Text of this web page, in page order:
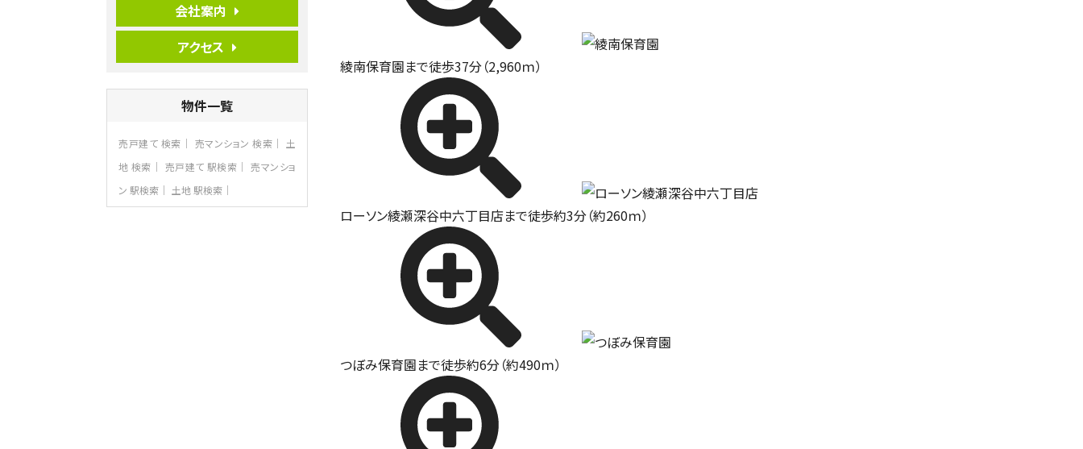
第7位
3,680万円
4ＳＬＤＫ
バ15分・歩1分
リビングダイニング部分の床暖房完備 車
第8位
3,990万円
古淵駅
バ12分・歩4分
会社案内
アクセス
物件一覧
売戸建て 検索 売マンション 検索
土
地 検索
売戸建て 駅検索
売マンショ
ン 駅検索
土地 駅検索
綾南保育園まで徒歩37分（2,960ｍ）
ローソン綾瀬深谷中六丁目店まで徒歩約3分（約260ｍ）
つぼみ保育園まで徒歩約6分（約490ｍ）